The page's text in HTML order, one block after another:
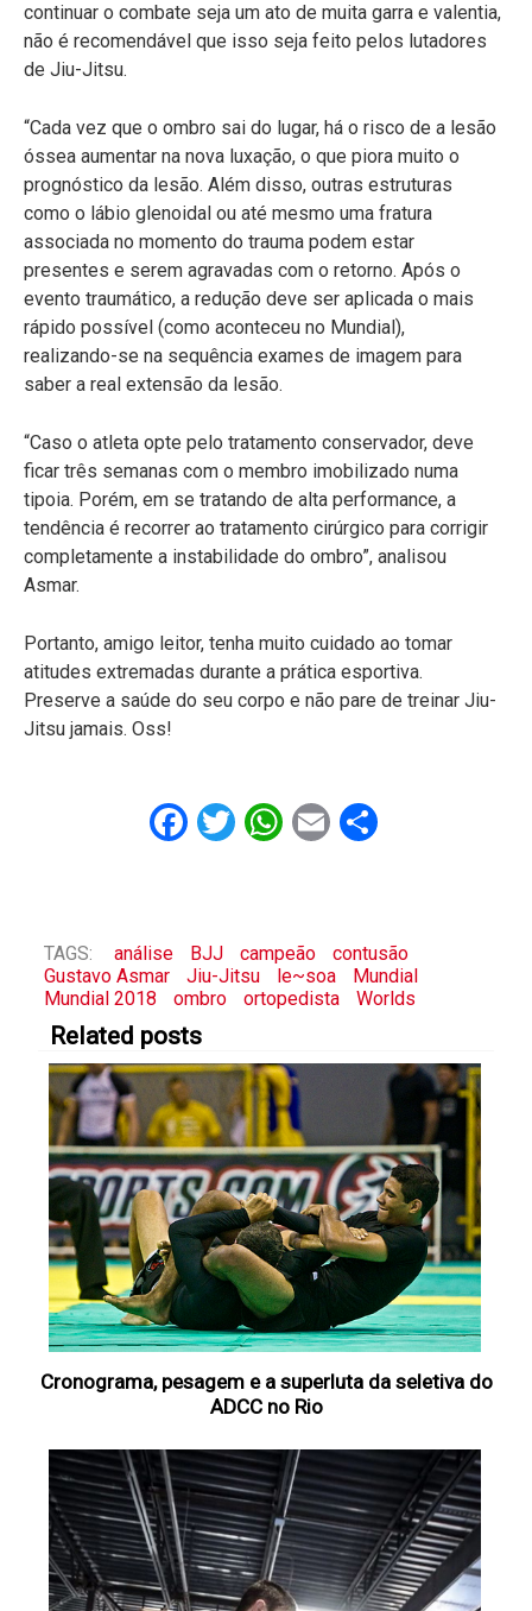
continuar o combate seja um ato de muita garra e valentia,
não é recomendável que isso seja feito pelos lutadores
de Jiu-Jitsu.
“Cada vez que o ombro sai do lugar, há o risco de a lesão
óssea aumentar na nova luxação, o que piora muito o
prognóstico da lesão. Além disso, outras estruturas
como o lábio glenoidal ou até mesmo uma fratura
associada no momento do trauma podem estar
presentes e serem agravadas com o retorno. Após o
evento traumático, a redução deve ser aplicada o mais
rápido possível (como aconteceu no Mundial),
realizando-se na sequência exames de imagem para
saber a real extensão da lesão.
“Caso o atleta opte pelo tratamento conservador, deve
ficar três semanas com o membro imobilizado numa
tipoia. Porém, em se tratando de alta performance, a
tendência é recorrer ao tratamento cirúrgico para corrigir
completamente a instabilidade do ombro”, analisou
Asmar.
Portanto, amigo leitor, tenha muito cuidado ao tomar
atitudes extremadas durante a prática esportiva.
Preserve a saúde do seu corpo e não pare de treinar Jiu-
Jitsu jamais. Oss!
Facebook
Twitter
WhatsApp
EmailShare
TAGS: análise BJJ campeão
contusão
Gustavo Asmar
Jiu-Jitsu le~soa
Mundial
Mundial 2018
ombro ortopedista Worlds
Related posts
Cronograma, pesagem e a superluta da seletiva do
ADCC no Rio